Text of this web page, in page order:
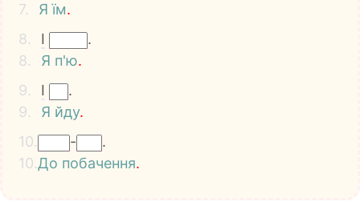
7.
Я їм.
8.
I
.
8.
Я п'ю.
9.
I
.
9.
Я йду.
10.
-
.
10.До побачення.